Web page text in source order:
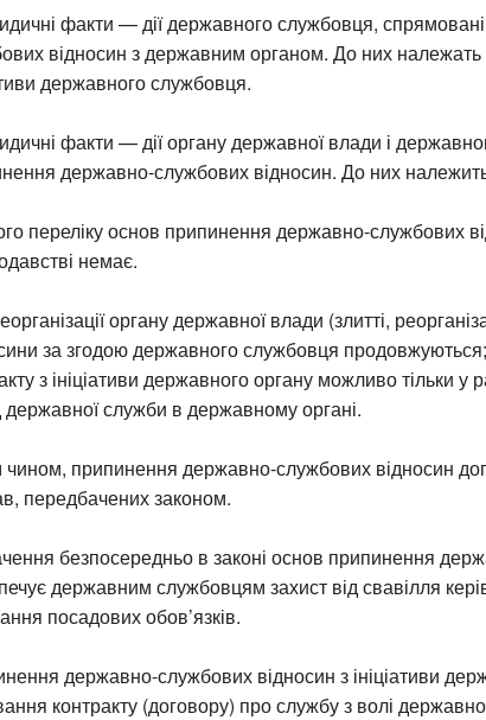
факти — дії державного службовця,
відносин з державним органом. До них належать
державного службовця.
факти — дії органу державної влади і
державно-службових відносин. До них належить
переліку основ припинення державно-службових
немає.
органу державної влади (злитті,
за згодою державного службовця
з ініціативи державного органу можливо тільки у
державної служби в державному органі.
чином, припинення державно-службових відносин
передбачених законом.
безпосередньо в законі основ припинення
державним службовцям захист від свавілля
посадових обов’язків.
державно-службових відносин з ініціативи
контракту (договору) про службу з волі